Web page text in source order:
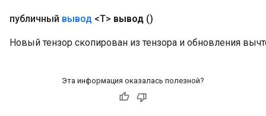
публичный вывод <T> вывод ()
Новый тензор скопирован из тензора и обновления
Эта информация оказалась полезной?